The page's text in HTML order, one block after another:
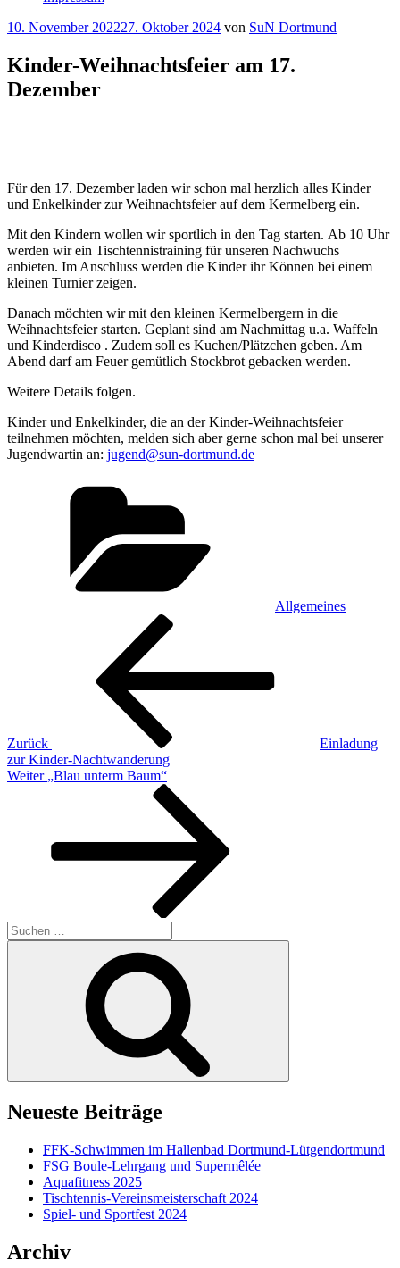
Veröffentlicht
10. November 202227. Oktober 2024 von SuN Dortmund
Kinder-Weihnachtsfeier am 17.
Dezember
Für den 17. Dezember laden wir schon mal herzlich alles Kinder
und Enkelkinder zur Weihnachtsfeier auf dem Kermelberg ein.
Mit den Kindern wollen wir sportlich in den Tag starten. Ab 10 Uhr
werden wir ein Tischtennistraining für unseren Nachwuchs
anbieten. Im Anschluss werden die Kinder ihr Können bei einem
kleinen Turnier zeigen.
Danach möchten wir mit den kleinen Kermelbergern in die
Weihnachtsfeier starten. Geplant sind am Nachmittag u.a. Waffeln
und Kinderdisco . Zudem soll es Kuchen/Plätzchen geben. Am
Abend darf am Feuer gemütlich Stockbrot gebacken werden.
Weitere Details folgen.
Kinder und Enkelkinder, die an der Kinder-Weihnachtsfeier
teilnehmen möchten, melden sich aber gerne schon mal bei unserer
Jugendwartin an: jugend@sun-dortmund.de
Allgemeines
Beitragsnavigation
Zurück
Einladung
zur Kinder-Nachtwanderung
Nächster
Weiter „Blau unterm Baum“
Suche
nach:
Neueste Beiträge
FFK-Schwimmen im Hallenbad Dortmund-Lütgendortmund
FSG Boule-Lehrgang und Supermêlée
Aquafitness 2025
Tischtennis-Vereinsmeisterschaft 2024
Spiel- und Sportfest 2024
Archiv